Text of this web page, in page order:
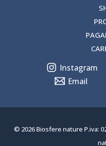
Instagram
Email
© 2026 Biosfere nature P.iva: